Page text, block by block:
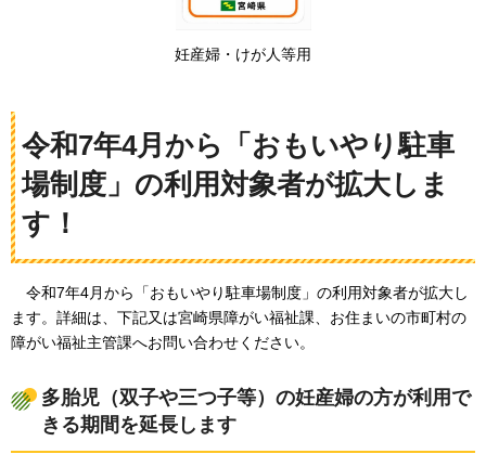
妊産婦・けが人等用
令和7年4月から「おもいやり駐車
場制度」の利用対象者が拡大しま
す！
令和7年4月から「おもいやり駐車場制度」の利用対象者が拡大し
ます。 詳細は、下記又は宮崎県障がい福祉課、お住まいの市町村の
障がい福祉主管課へお問い合わせください。
多胎児（双子や三つ子等）の妊産婦の方が利用で
きる期間を延長します